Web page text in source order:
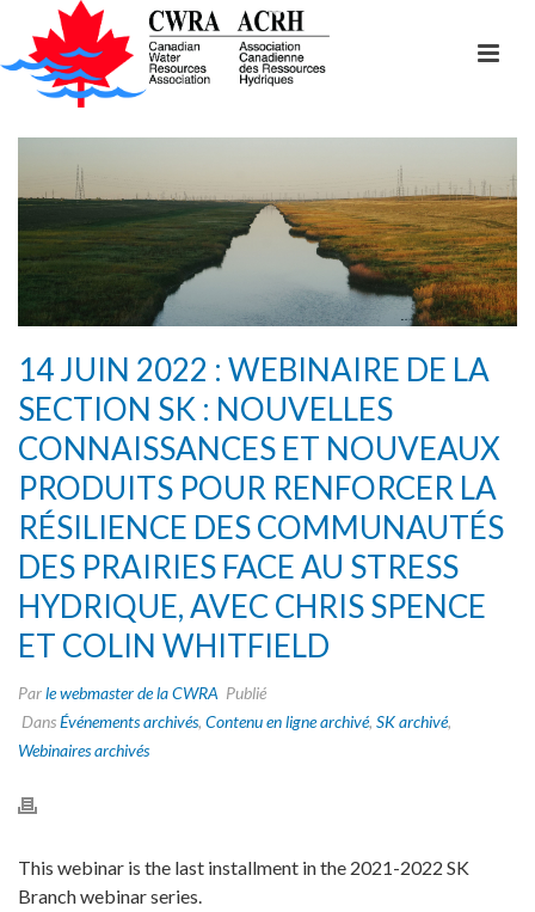
14 JUIN 2022 : WEBINAIRE DE LA
SECTION SK : NOUVELLES
CONNAISSANCES ET NOUVEAUX
PRODUITS POUR RENFORCER LA
RÉSILIENCE DES COMMUNAUTÉS
DES PRAIRIES FACE AU STRESS
HYDRIQUE, AVEC CHRIS SPENCE
ET COLIN WHITFIELD
Parle webmaster de la CWRA Publié
DansÉvénements archivés, Contenu en ligne archivé, SK archivé,
Webinaires archivés
This webinar is the last installment in the 2021-2022 SK
Branch webinar series.